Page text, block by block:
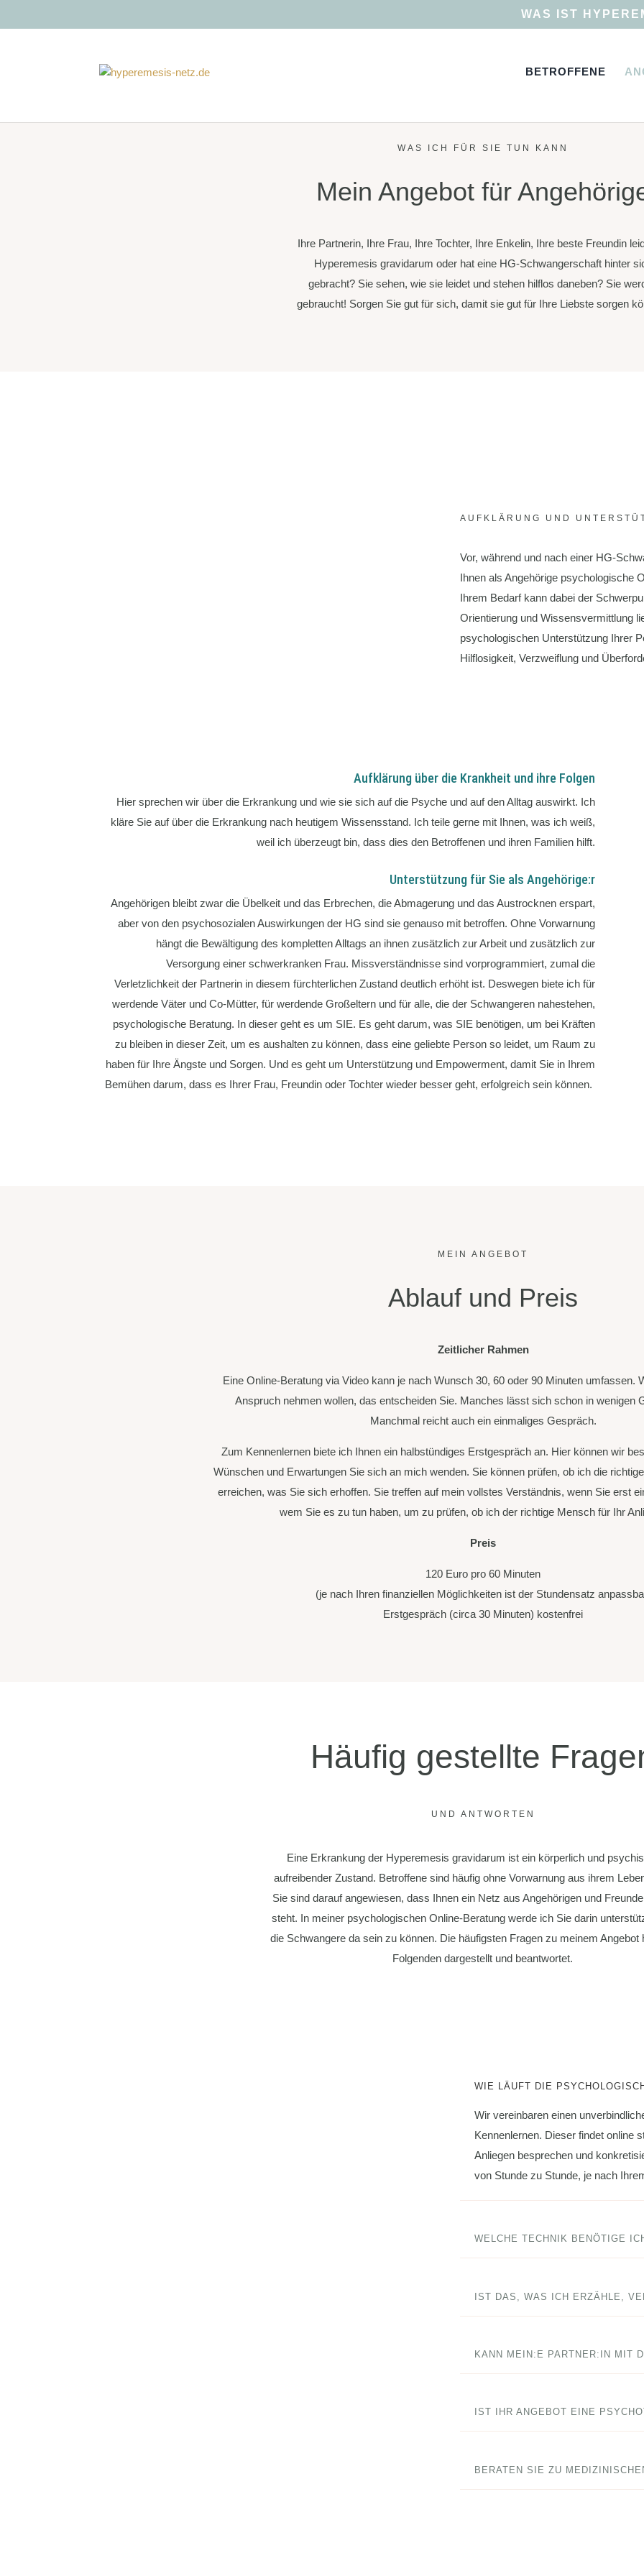
WAS IST
BETROFFENE
WAS ICH FÜR SIE TUN KANN
Mein Angebot für
Ihre Partnerin, Ihre Frau, Ihre Tochter, Ihre Enkelin, Ihre beste Freundin
Hyperemesis gravidarum oder hat eine HG-Schwangerschaft hinter
gebracht? Sie sehen, wie sie leidet und stehen hilflos daneben? Sie
gebraucht! Sorgen Sie gut für sich, damit sie gut für Ihre Liebste sorgen
AUFKLÄRUNG UND
Vor, während und nach einer HG-
Ihnen als Angehörige psychologische
Ihrem Bedarf kann dabei der
Orientierung und Wissensvermittlung
psychologischen Unterstützung Ihrer
Hilflosigkeit, Verzweiflung und
Aufklärung über die Krankheit und ihre Folgen
Hier sprechen wir über die Erkrankung und wie sie sich auf die Psyche und auf den Alltag auswirkt. Ich
kläre Sie auf über die Erkrankung nach heutigem Wissensstand. Ich teile gerne mit Ihnen, was ich weiß,
weil ich überzeugt bin, dass dies den Betroffenen und ihren Familien hilft.
Unterstützung für Sie als Angehörige:r
Angehörigen bleibt zwar die Übelkeit und das Erbrechen, die Abmagerung und das Austrocknen erspart,
aber von den psychosozialen Auswirkungen der HG sind sie genauso mit betroffen. Ohne Vorwarnung
hängt die Bewältigung des kompletten Alltags an ihnen zusätzlich zur Arbeit und zusätzlich zur
Versorgung einer schwerkranken Frau. Missverständnisse sind vorprogrammiert, zumal die
Verletzlichkeit der Partnerin in diesem fürchterlichen Zustand deutlich erhöht ist. Deswegen biete ich für
werdende Väter und Co-Mütter, für werdende Großeltern und für alle, die der Schwangeren nahestehen,
psychologische Beratung. In dieser geht es um SIE. Es geht darum, was SIE benötigen, um bei Kräften
zu bleiben in dieser Zeit, um es aushalten zu können, dass eine geliebte Person so leidet, um Raum zu
haben für Ihre Ängste und Sorgen. Und es geht um Unterstützung und Empowerment, damit Sie in Ihrem
Bemühen darum, dass es Ihrer Frau, Freundin oder Tochter wieder besser geht, erfolgreich sein können.
MEIN ANGEBOT
Ablauf und Preis
Zeitlicher Rahmen
Eine Online-Beratung via Video kann je nach Wunsch 30, 60 oder 90 Minuten umfassen.
Anspruch nehmen wollen, das entscheiden Sie. Manches lässt sich schon in wenigen
Manchmal reicht auch ein einmaliges Gespräch.
Zum Kennenlernen biete ich Ihnen ein halbstündiges Erstgespräch an. Hier können wir
Wünschen und Erwartungen Sie sich an mich wenden. Sie können prüfen, ob ich die
erreichen, was Sie sich erhoffen. Sie treffen auf mein vollstes Verständnis, wenn Sie erst
wem Sie es zu tun haben, um zu prüfen, ob ich der richtige Mensch für Ihr
Preis
120 Euro pro 60 Minuten
(je nach Ihren finanziellen Möglichkeiten ist der Stundensatz
Erstgespräch (circa 30 Minuten) kostenfrei
Häufig gestellte
UND ANTWORTEN
Eine Erkrankung der Hyperemesis gravidarum ist ein körperlich und
aufreibender Zustand. Betroffene sind häufig ohne Vorwarnung aus ihrem
Sie sind darauf angewiesen, dass Ihnen ein Netz aus Angehörigen und
steht. In meiner psychologischen Online-Beratung werde ich Sie darin
die Schwangere da sein zu können. Die häufigsten Fragen zu meinem Angebot
Folgenden dargestellt und beantwortet.
WIE LÄUFT DIE
Wir vereinbaren einen
Kennenlernen. Dieser findet online
Anliegen besprechen und
von Stunde zu Stunde, je nach
WELCHE TECHNIK BENÖTIGE
IST DAS, WAS ICH ERZÄHLE,
KANN MEIN:E PARTNER:IN MIT
IST IHR ANGEBOT EINE
BERATEN SIE ZU